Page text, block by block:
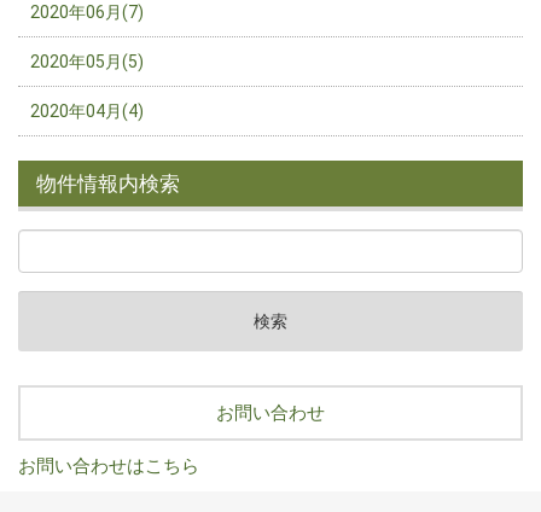
2020年06月(7)
2020年05月(5)
2020年04月(4)
物件情報内検索
お問い合わせ
お問い合わせはこちら